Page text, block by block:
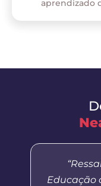
aprendizado
Educação